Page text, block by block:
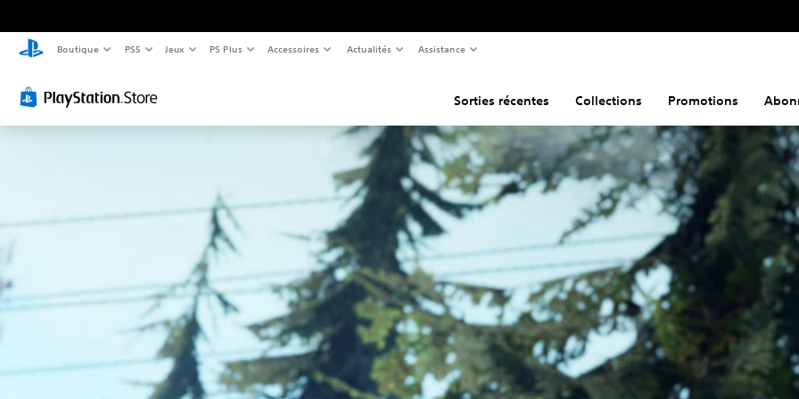
Boutique PS5 Jeux PS Plus Accessoires Actualités Assistance
Sorties récentes Collections Promotions